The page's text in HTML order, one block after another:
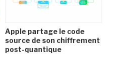
Apple partage le code
source de son chiffrement
post-quantique